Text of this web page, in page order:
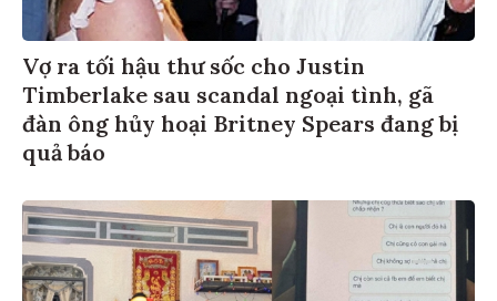
Vợ ra tối hậu thư sốc cho Justin
Timberlake sau scandal ngoại tình, gã
đàn ông hủy hoại Britney Spears đang bị
quả báo